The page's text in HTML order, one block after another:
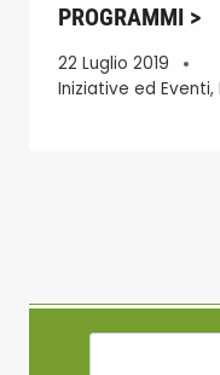
PROGRAMMI >
22 Luglio 2019
Iniziative ed Eventi,